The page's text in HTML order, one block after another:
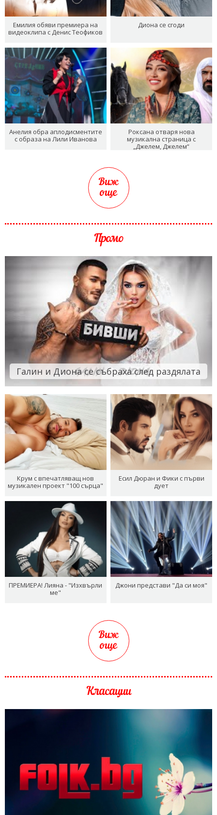
Емилия обяви премиера на
видеоклипа с Денис Теофиков
Диона се сгоди
Анелия обра аплодисментите
с образа на Лили Иванова
Роксана отваря нова
музикална страница с
„Джелем, Джелем“
Виж
още
Промо
Галин и Диона се събраха след раздялата
Крум с впечатляващ нов
музикален проект "100 сърца"
Есил Дюран и Фики с първи
дует
ПРЕМИЕРА! Лияна - "Изхвърли
ме"
Джони представи "Да си моя"
Виж
още
Класации